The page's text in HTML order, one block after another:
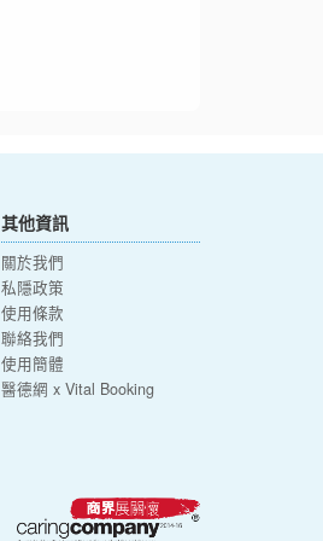
其他資訊
關於我們
私隱政策
使用條款
聯絡我們
使用簡體
醫德網 x Vital Booking